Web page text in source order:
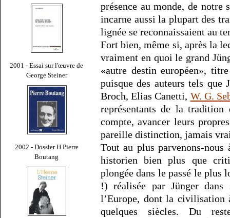
2001 - Essai sur l'œuvre de
George Steiner
2002 - Dossier H Pierre
Boutang
présence au monde, de notre
incarne aussi la plupart des
lignée se reconnaissaient au
Fort bien, même si, après la
vraiment en quoi le grand
«autre destin européen»,
puisque des auteurs tels que
Broch, Elias Canetti, W. G.
représentants de la
compte, avancer leurs
pareille distinction, jamais
Tout au plus parvenons-nous
historien bien plus que
plongée dans le passé le plus
!) réalisée par Jünger
l’Europe, dont la civilisation
quelques siècles. Du